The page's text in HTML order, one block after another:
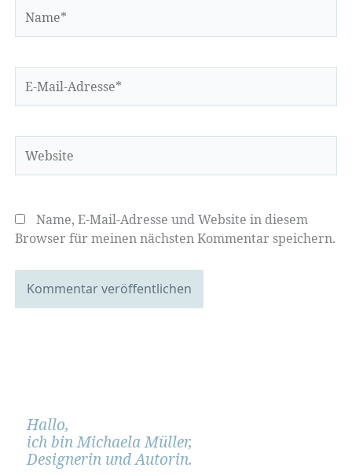
Mail-
Name, E-Mail-Adresse und Website in diesem
Browser für meinen nächsten Kommentar speichern.
Hallo,
ich bin Michaela Müller,
Designerin und Autorin.